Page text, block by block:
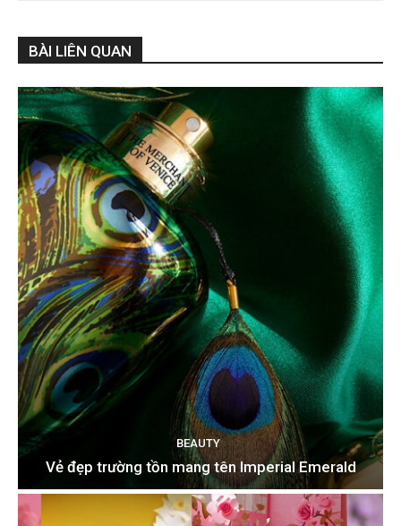
BÀI LIÊN QUAN
BEAUTY
Vẻ đẹp trường tồn mang tên Imperial Emerald